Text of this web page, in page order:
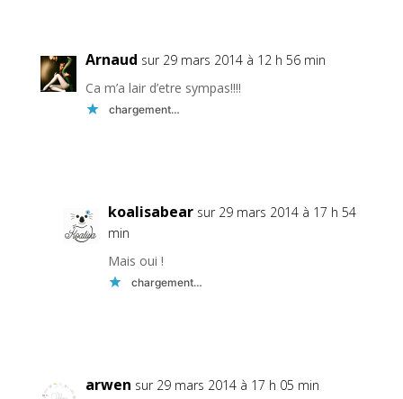
Arnaud sur 29 mars 2014 à 12 h 56 min
Ca m’a lair d’etre sympas!!!!
chargement…
koalisabear sur 29 mars 2014 à 17 h 54
min
Mais oui !
chargement…
arwen sur 29 mars 2014 à 17 h 05 min